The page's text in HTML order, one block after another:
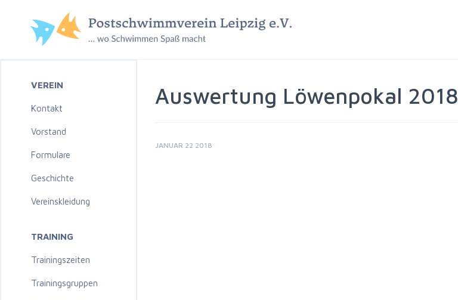
VEREIN
Kontakt
Vorstand
Formulare
Geschichte
Vereinskleidung
TRAINING
Trainingszeiten
Trainingsgruppen
Auswertung Löwenpokal 2018
JANUAR 22 2018